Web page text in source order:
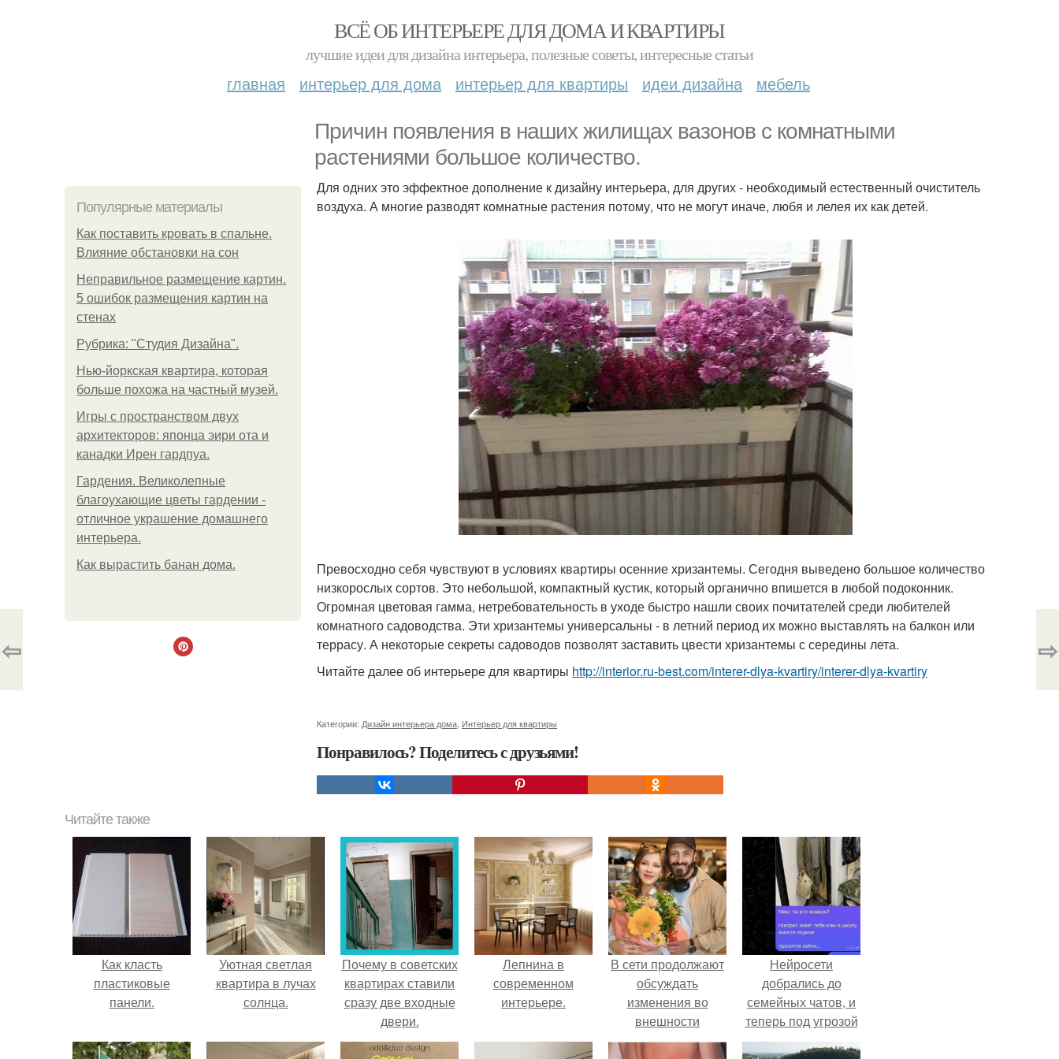
ВСЁ ОБ ИНТЕРЬЕРЕ ДЛЯ ДОМА И КВАРТИРЫ
лучшие идеи для дизайна интерьера, полезные советы, интересные статьи
главная интерьер для дома интерьер для квартиры идеи дизайна мебель
Причин появления в наших жилищах вазонов с комнатными
растениями большое количество.
Популярные материалы
Как поставить кровать в спальне.
Влияние обстановки на сон
Неправильное размещение картин.
5 ошибок размещения картин на
стенах
Рубрика: "Студия Дизайна".
Нью-йоркская квартира, которая
больше похожа на частный музей.
Игры с пространством двух
архитекторов: японца эири ота и
канадки Ирен гардпуа.
Гардения. Великолепные
благоухающие цветы гардении -
отличное украшение домашнего
интерьера.
Как вырастить банан дома.
Для одних это эффектное дополнение к дизайну интерьера, для других - необходимый естественный очиститель
воздуха. А многие разводят комнатные растения потому, что не могут иначе, любя и лелея их как детей.
Превосходно себя чувствуют в условиях квартиры осенние хризантемы. Сегодня выведено большое количество
низкорослых сортов. Это небольшой, компактный кустик, который органично впишется в любой подоконник.
Огромная цветовая гамма, нетребовательность в уходе быстро нашли своих почитателей среди любителей
комнатного садоводства. Эти хризантемы универсальны - в летний период их можно выставлять на балкон или
террасу. А некоторые секреты садоводов позволят заставить цвести хризантемы с середины лета.
Читайте далее об интерьере для квартиры http://interior.ru-best.com/interer-dlya-kvartiry/interer-dlya-kvartiry
Категории: Дизайн интерьера дома Интерьер для квартиры
Понравилось? Поделитесь с друзьями!
⇦ ⇨
Читайте также
Как класть
пластиковые
панели.
Уютная светлая
квартира в лучах
солнца.
Почему в советских
квартирах ставили
сразу две входные
двери.
Лепнина в
современном
интерьере.
В сети продолжают
обсуждать
изменения во
внешности
актрисы.
Нейросети
добрались до
семейных чатов, и
теперь под угрозой
мамины нервы.